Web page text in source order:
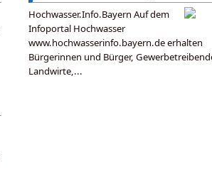
Hochwasser.Info.Bayern Auf dem
Infoportal Hochwasser
www.hochwasserinfo.bayern.de erhalten
Bürgerinnen und Bürger,
Landwirte,...